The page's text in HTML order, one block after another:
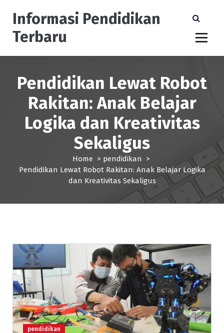
Informasi Pendidikan
Terbaru
Pendidikan Lewat Robot
Rakitan: Anak Belajar
Logika dan Kreativitas
Sekaligus
Home > pendidikan >
Pendidikan Lewat Robot Rakitan: Anak Belajar Logika
dan Kreativitas Sekaligus
pendidikan